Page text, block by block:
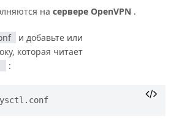
на сервере OpenVPN .
и добавьте или
которая читает
: